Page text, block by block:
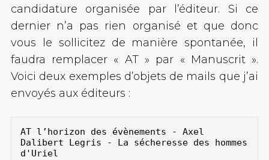
candidature organisée par l’éditeur. Si ce
dernier n’a pas rien organisé et que donc
vous le sollicitez de manière spontanée, il
faudra remplacer « AT » par « Manuscrit ».
Voici deux exemples d’objets de mails que j’ai
envoyés aux éditeurs :
AT l’horizon des évènements - Axel
Dalibert Legris - La sécheresse des hommes
d'Uriel